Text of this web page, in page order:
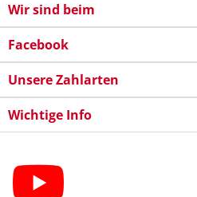
Wir sind beim
Facebook
Unsere Zahlarten
Wichtige Info